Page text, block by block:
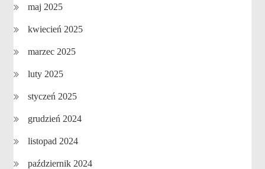
maj 2025
kwiecień 2025
marzec 2025
luty 2025
styczeń 2025
grudzień 2024
listopad 2024
październik 2024